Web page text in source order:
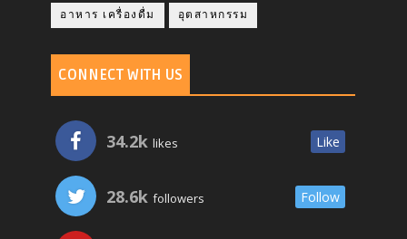
อาหาร เครื่องดื่ม อุตสาหกรรม
CONNECT WITH US
34.2k likes Like
28.6k followers Follow